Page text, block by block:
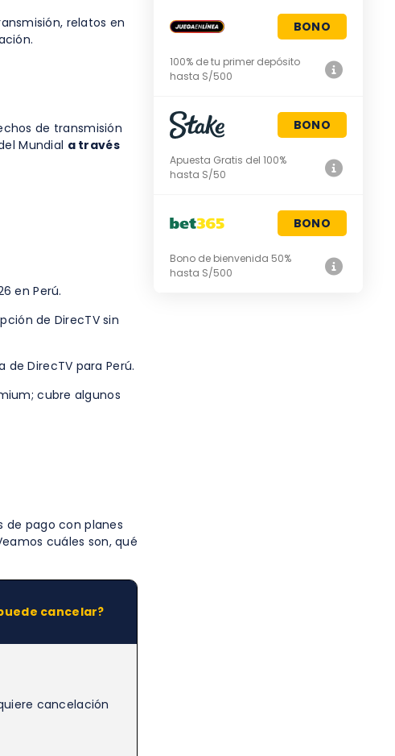
relatos en
de transmisión
Mundial a través
en Perú.
de DirecTV sin
DirecTV para Perú.
cubre algunos
de pago con planes
cuáles son, qué
cancelar?
cancelación
BONO
100% de tu primer depósito
hasta S/500
BONO
Apuesta Gratis del 100%
hasta S/50
BONO
Bono de bienvenida 50%
hasta S/500